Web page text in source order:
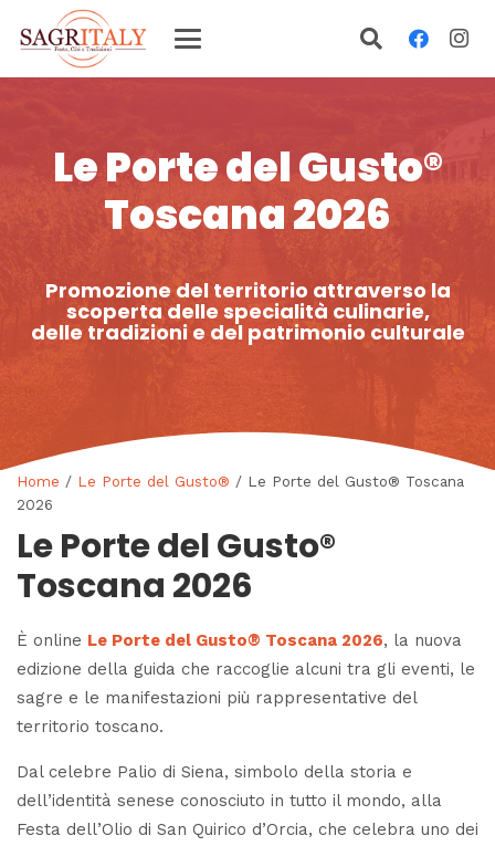
Le Porte del Gusto®
Toscana 2026
Promozione del territorio attraverso la
scoperta delle specialità culinarie,
delle tradizioni e del patrimonio culturale
Home / Le Porte del Gusto® / Le Porte del Gusto® Toscana
2026
Le Porte del Gusto®
Toscana 2026
È online Le Porte del Gusto® Toscana 2026, la nuova
edizione della guida che raccoglie alcuni tra gli eventi, le
sagre e le manifestazioni più rappresentative del
territorio toscano.
Dal celebre Palio di Siena, simbolo della storia e
dell’identità senese conosciuto in tutto il mondo, alla
Festa dell’Olio di San Quirico d’Orcia, che celebra uno dei